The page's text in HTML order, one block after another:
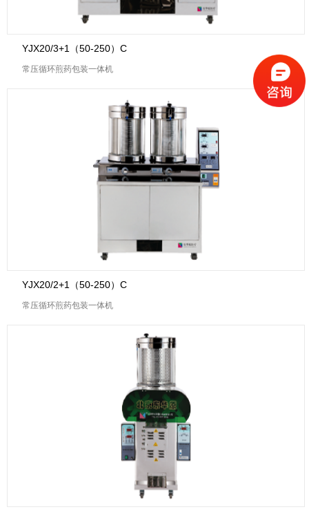
YJX20/3+1（50-250）C
常压循环煎药包装一体机
YJX20/2+1（50-250）C
常压循环煎药包装一体机